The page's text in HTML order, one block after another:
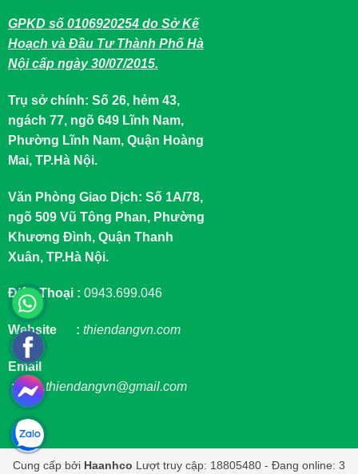
GPKD số 0106920254 do Sở Kế
Hoạch và Đầu Tư Thành Phố Hà
Nội cấp ngày 30/07/2015.
Trụ sở chính: Số 26, hẻm 43,
ngách 77, ngõ 649 Lĩnh Nam,
Phường Lĩnh Nam, Quận Hoàng
Mai, TP.Hà Nội.
Văn Phòng Giao Dịch: Số 1A/78,
ngõ 509 Vũ Tông Phan, Phường
Khương Đình, Quận Thanh
Xuân, TP.Hà Nội.
Điện Thoại : 0943.699.046
Website : thiendangvn.com
Email
: sale.thiendangvn@gmail.com
Cung cấp bởi Haanhco Lượt truy cập: 18805480 - Đang online: 3